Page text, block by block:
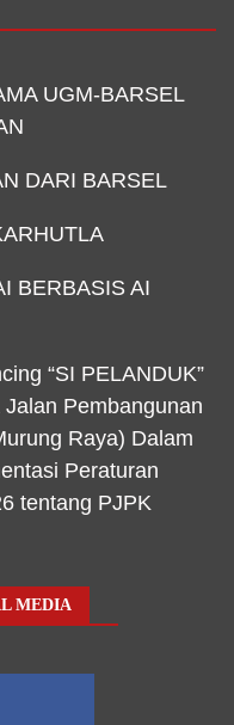
UGM-BARSEL
DARI BARSEL
BERBASIS AI
“SI PELANDUK”
Pembangunan
Raya) Dalam
Peraturan
tentang PJPK
MEDIA